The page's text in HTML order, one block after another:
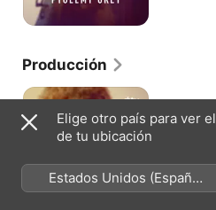
Producción
Los
días
Grey
Elige otro país para ver
de tu ubicación
Estados Unidos (Español
México)